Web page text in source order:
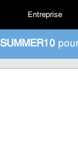
Entreprise
SUMMER10